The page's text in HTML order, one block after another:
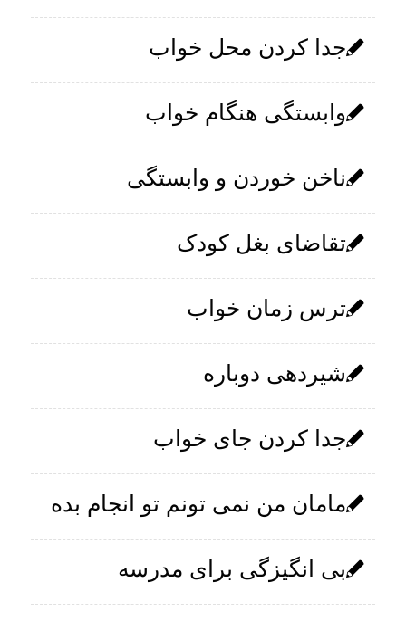
جدا کردن محل خواب
وابستگی هنگام خواب
ناخن خوردن و وابستگی
تقاضای بغل کودک
ترس زمان خواب
شیردهی دوباره
جدا کردن جای خواب
مامان من نمی تونم تو انجام بده
بی انگیزگی برای مدرسه